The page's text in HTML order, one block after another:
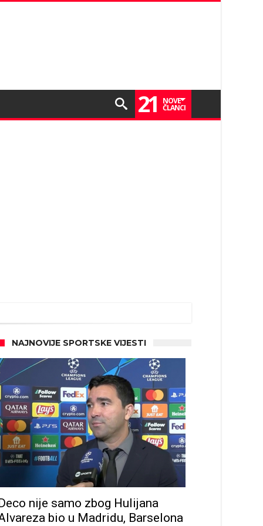
21 NOVE
ČLANCI
NAJNOVIJE SPORTSKE VIJESTI
nije samo zbog Hulijana
bio u Madridu, Barselona